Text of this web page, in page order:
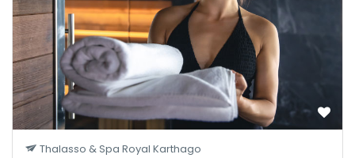
Thalasso & Spa Royal Karthago